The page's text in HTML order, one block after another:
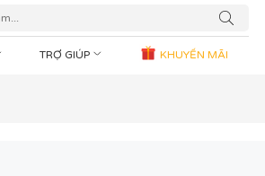
TRỢ GIÚP KHUYẾN MÃI